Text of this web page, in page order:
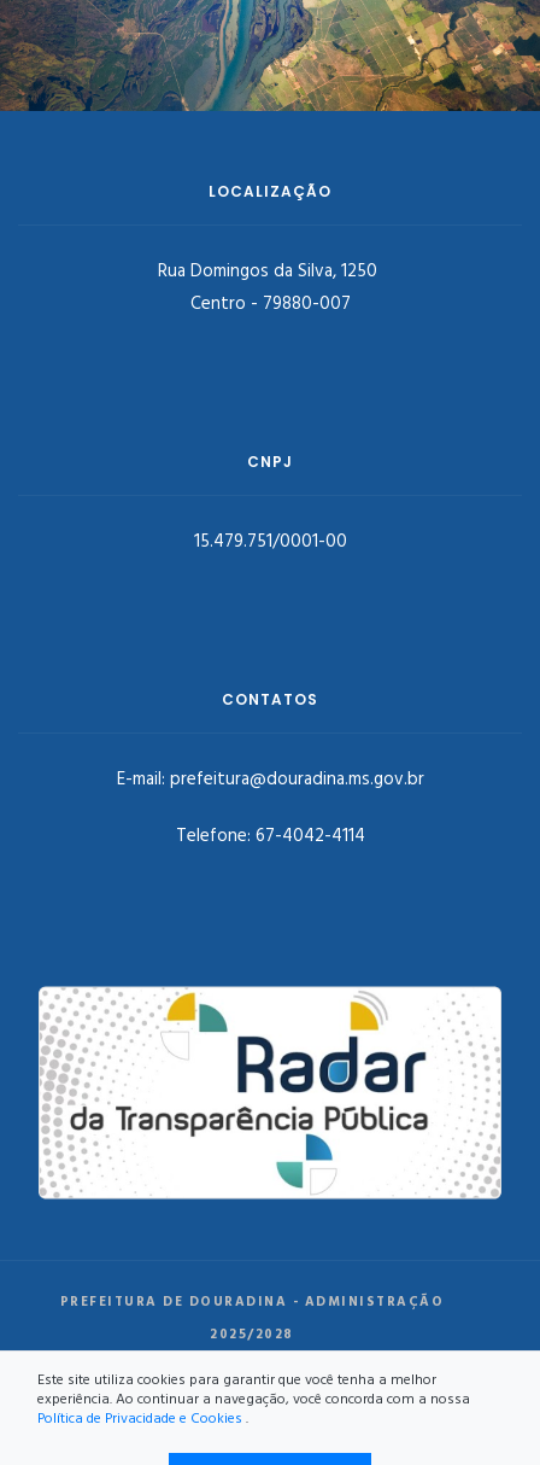
LOCALIZAÇÃO
Rua Domingos da Silva, 1250
Centro - 79880-007
CNPJ
15.479.751/0001-00
CONTATOS
E-mail: prefeitura@douradina.ms.gov.br
Telefone: 67-4042-4114
PREFEITURA DE DOURADINA - ADMINISTRAÇÃO
2025/2028
Este site utiliza cookies para garantir que você tenha a melhor
experiência. Ao continuar a navegação, você concorda com a nossa
Política de Privacidade e Cookies .